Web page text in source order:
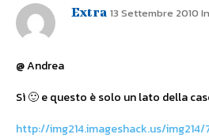
Extra 13 Settembre 2010
@ Andrea
Sì 🙂 e questo è solo un lato della
http://img214.imageshack.us/